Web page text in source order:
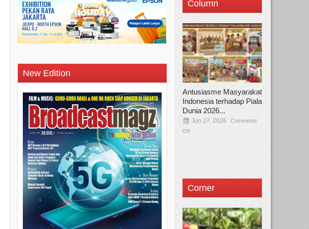
New Edition
Column
Antusiasme Masyarakat
Indonesia terhadap Piala
Dunia 2026...
Jun 27, 2026
Comments
Off
Corner